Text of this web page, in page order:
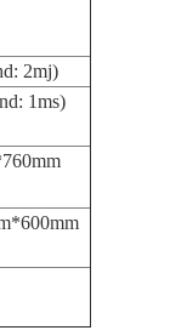
2mj)
1ms)